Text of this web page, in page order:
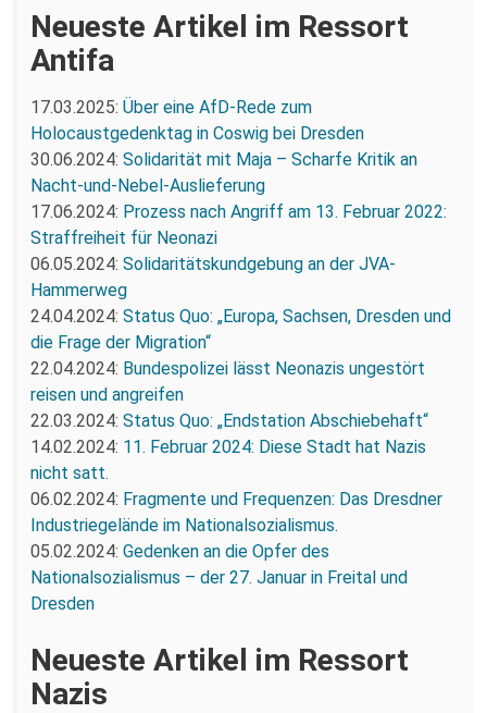
Neueste Artikel im Ressort
Antifa
17.03.2025: Über eine AfD-Rede zum
Holocaustgedenktag in Coswig bei Dresden
30.06.2024: Solidarität mit Maja – Scharfe Kritik an
Nacht-und-Nebel-Auslieferung
17.06.2024: Prozess nach Angriff am 13. Februar 2022:
Straffreiheit für Neonazi
06.05.2024: Solidaritätskundgebung an der JVA-
Hammerweg
24.04.2024: Status Quo: „Europa, Sachsen, Dresden und
die Frage der Migration“
22.04.2024: Bundespolizei lässt Neonazis ungestört
reisen und angreifen
22.03.2024: Status Quo: „Endstation Abschiebehaft“
14.02.2024: 11. Februar 2024: Diese Stadt hat Nazis
nicht satt.
06.02.2024: Fragmente und Frequenzen: Das Dresdner
Industriegelände im Nationalsozialismus.
05.02.2024: Gedenken an die Opfer des
Nationalsozialismus – der 27. Januar in Freital und
Dresden
Neueste Artikel im Ressort
Nazis